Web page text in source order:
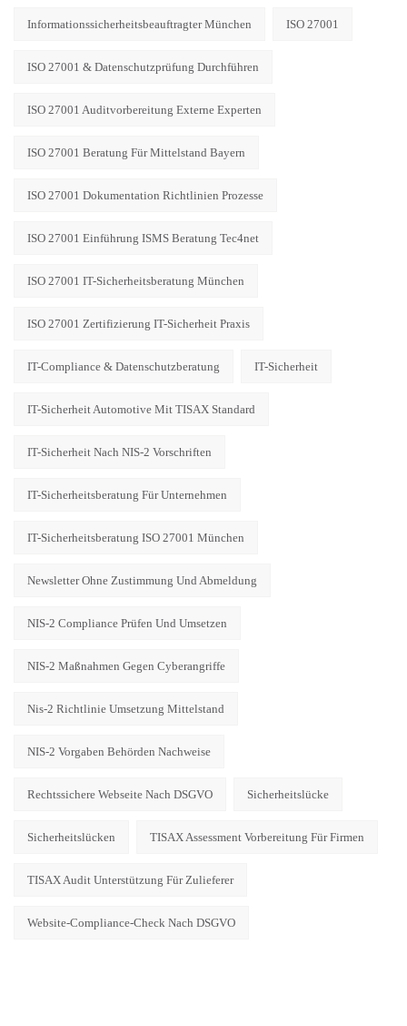
Informationssicherheitsbeauftragter München ISO 27001
ISO 27001 & Datenschutzprüfung Durchführen
ISO 27001 Auditvorbereitung Externe Experten
ISO 27001 Beratung Für Mittelstand Bayern
ISO 27001 Dokumentation Richtlinien Prozesse
ISO 27001 Einführung ISMS Beratung Tec4net
ISO 27001 IT-Sicherheitsberatung München
ISO 27001 Zertifizierung IT-Sicherheit Praxis
IT-Compliance & Datenschutzberatung IT-Sicherheit
IT-Sicherheit Automotive Mit TISAX Standard
IT-Sicherheit Nach NIS-2 Vorschriften
IT-Sicherheitsberatung Für Unternehmen
IT-Sicherheitsberatung ISO 27001 München
Newsletter Ohne Zustimmung Und Abmeldung
NIS-2 Compliance Prüfen Und Umsetzen
NIS-2 Maßnahmen Gegen Cyberangriffe
Nis-2 Richtlinie Umsetzung Mittelstand
NIS-2 Vorgaben Behörden Nachweise
Rechtssichere Webseite Nach DSGVO Sicherheitslücke
Sicherheitslücken TISAX Assessment Vorbereitung Für Firmen
TISAX Audit Unterstützung Für Zulieferer
Website-Compliance-Check Nach DSGVO